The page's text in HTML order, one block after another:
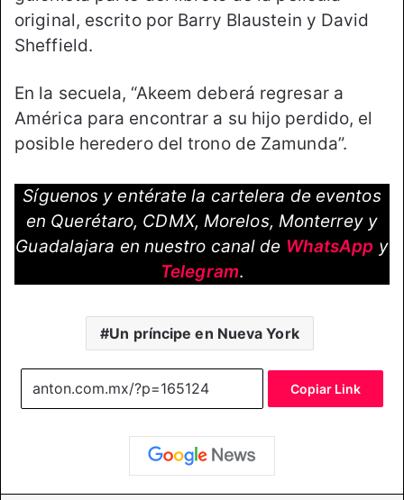
original, escrito por Barry Blaustein y David
Sheffield.
En la secuela, “Akeem deberá regresar a
América para encontrar a su hijo perdido, el
posible heredero del trono de Zamunda”.
Síguenos y entérate la cartelera de eventos
en Querétaro, CDMX, Morelos, Monterrey y
Guadalajara en nuestro canal de WhatsApp y
Telegram.
Un príncipe en Nueva York
Copiar Link